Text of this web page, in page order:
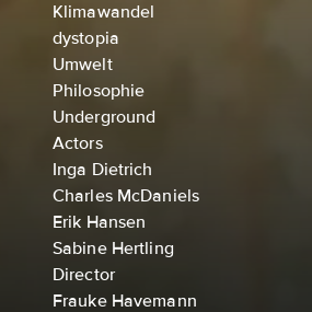
Klimawandel
dystopia
Umwelt
Philosophie
Underground
Actors
Inga Dietrich
Charles McDaniels
Erik Hansen
Sabine Hertling
Director
Frauke Havemann